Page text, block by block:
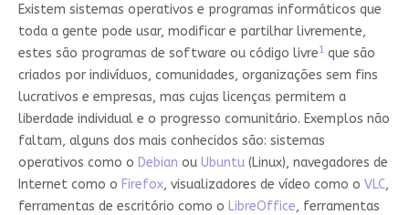
Existem sistemas operativos e programas informáticos que
toda a gente pode usar, modificar e partilhar livremente,
estes são programas de software ou código livre1que são
criados por indivíduos, comunidades, organizações sem fins
lucrativos e empresas, mas cujas licenças permitem a
liberdade individual e o progresso comunitário. Exemplos não
faltam, alguns dos mais conhecidos são: sistemas
operativos como o Debian ou Ubuntu(Linux), navegadores de
Internet como o Firefox, visualizadores de vídeo como o VLC,
ferramentas de escritório como o LibreOffice, ferramentas